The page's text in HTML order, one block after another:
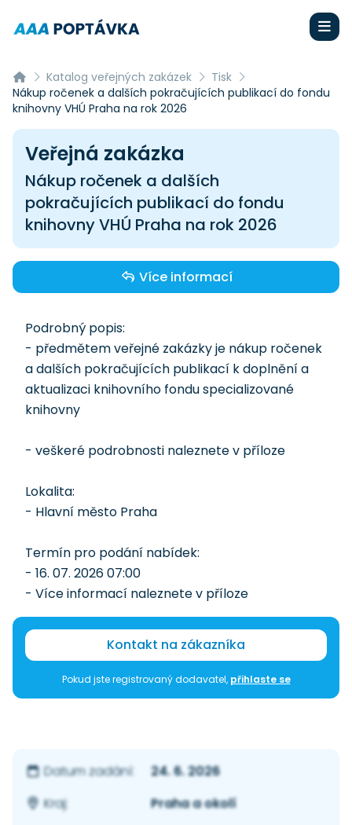
Katalog veřejných zakázek
Tisk
Nákup ročenek a dalších pokračujících publikací do fondu
knihovny VHÚ Praha na rok 2026
Veřejná zakázka
Nákup ročenek a dalších
pokračujících publikací do fondu
knihovny VHÚ Praha na rok 2026
Více informací
Podrobný popis:
- předmětem veřejné zakázky je nákup ročenek
a dalších pokračujících publikací k doplnění a
aktualizaci knihovního fondu specializované
knihovny
- veškeré podrobnosti naleznete v příloze
Lokalita:
- Hlavní město Praha
Termín pro podání nabídek:
- 16. 07. 2026 07:00
- Více informací naleznete v příloze
Kontakt na zákazníka
Pokud jste registrovaný dodavatel, přihlaste se
Datum zadání:
24. 6. 2026
Kraj:
Praha a okolí